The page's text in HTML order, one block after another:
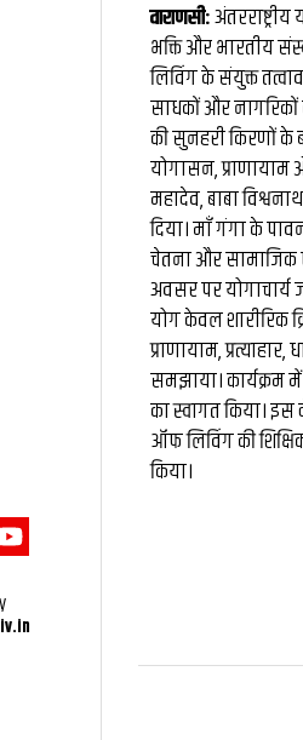
वाराणसी:
भक्ति और भारतीय
लिविंग के संयुक्त
साधकों और
की सुनहरी किरणों के
योगासन, प्राणायाम
महादेव, बाबा
दिया। माँ गंगा के
चेतना और सामाजिक
अवसर पर योगाचार्य
योग केवल शारीरिक
प्राणायाम,
समझाया। कार्यक्रम
का स्वागत किया।
ऑफ लिविंग की
किया।